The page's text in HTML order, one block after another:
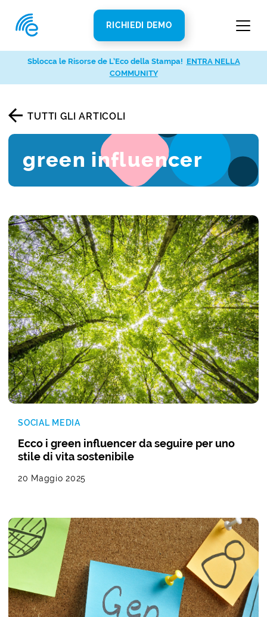
RICHIEDI DEMO
TUTTI GLI ARTICOLI
green influencer
SOCIAL MEDIA
Ecco i green influencer da seguire per uno
stile di vita sostenibile
20 Maggio 2025
Sblocca le Risorse de L’Eco della Stampa! ENTRA NELLA
COMMUNITY